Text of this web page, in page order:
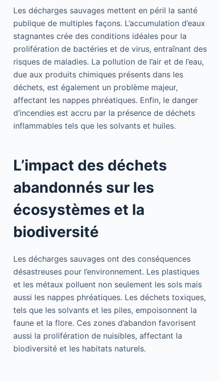
Les décharges sauvages mettent en péril la santé
publique de multiples façons. L’accumulation d’eaux
stagnantes crée des conditions idéales pour la
prolifération de bactéries et de virus, entraînant des
risques de maladies. La pollution de l’air et de l’eau,
due aux produits chimiques présents dans les
déchets, est également un problème majeur,
affectant les nappes phréatiques. Enfin, le danger
d’incendies est accru par la présence de déchets
inflammables tels que les solvants et huiles.
L’impact des déchets
abandonnés sur les
écosystèmes et la
biodiversité
Les décharges sauvages ont des conséquences
désastreuses pour l’environnement. Les plastiques
et les métaux polluent non seulement les sols mais
aussi les nappes phréatiques. Les déchets toxiques,
tels que les solvants et les piles, empoisonnent la
faune et la flore. Ces zones d’abandon favorisent
aussi la prolifération de nuisibles, affectant la
biodiversité et les habitats naturels.